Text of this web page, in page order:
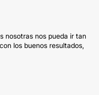
nosotras nos pueda ir tan
los buenos resultados,